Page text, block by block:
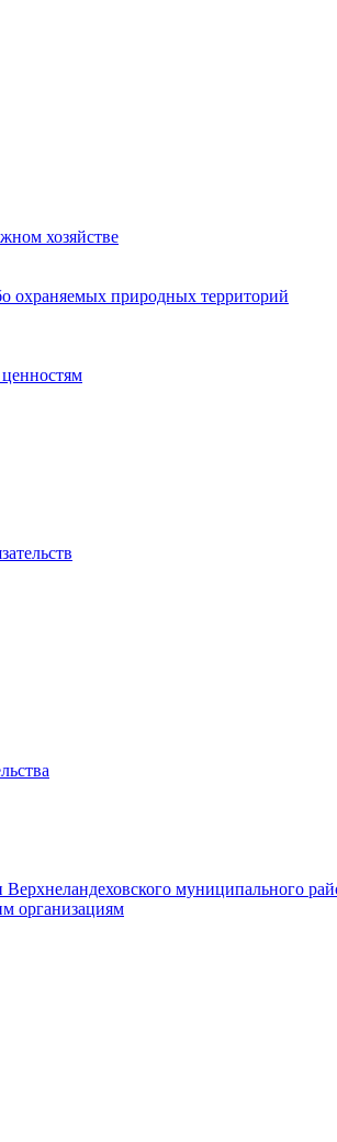
хозяйстве
охраняемых природных территорий
муниципального
организациям